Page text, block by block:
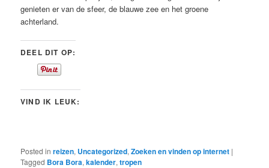
genieten er van de sfeer, de blauwe zee en het groene
achterland.
DEEL DIT OP:
VIND IK LEUK:
Posted in reizen, Uncategorized,Zoeken en vinden op internet |
Tagged Bora Bora,kalender,tropen